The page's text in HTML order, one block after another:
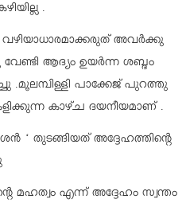
.
വഴിയാധാരമാക്കരുത് അവർക്കു
ആദ്യം ഉയർന്ന ശബ്ദം
.മൂലമ്പിള്ളി പാക്കേജ് പുറത്തു
കാഴ്ച ദയനീയമാണ് .
‘ തുടങ്ങിയത് അദ്ദേഹത്തിന്റെ
മഹത്വം എന്ന് അദ്ദേഹം സ്വന്തം